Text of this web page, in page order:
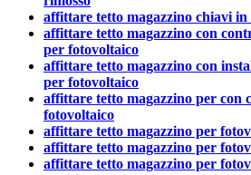
affittare tetto magazzino chiavi
affittare tetto magazzino con
per fotovoltaico
affittare tetto magazzino con
per fotovoltaico
affittare tetto magazzino per con
fotovoltaico
affittare tetto magazzino per
affittare tetto magazzino per
affittare tetto magazzino per